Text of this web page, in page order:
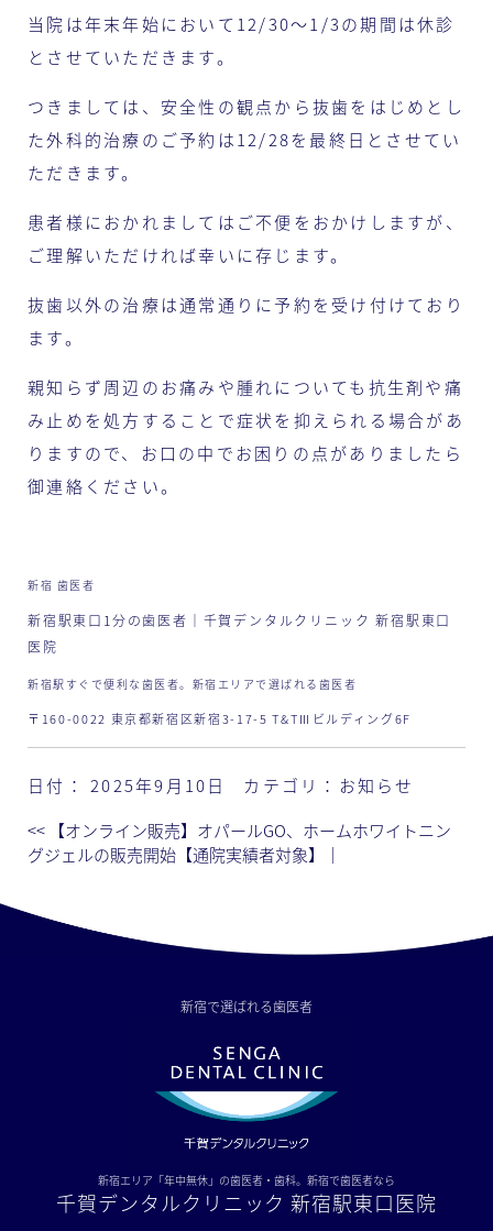
当院は年末年始において12/30〜1/3の期間は休診
とさせていただきます。
つきましては、安全性の観点から抜歯をはじめとし
た外科的治療のご予約は12/28を最終日とさせてい
ただきます。
患者様におかれましてはご不便をおかけしますが、
ご理解いただければ幸いに存じます。
抜歯以外の治療は通常通りに予約を受け付けており
ます。
親知らず周辺のお痛みや腫れについても抗生剤や痛
み止めを処方することで症状を抑えられる場合があ
りますので、お口の中でお困りの点がありましたら
御連絡ください。
新宿 歯医者
新宿駅東口1分の歯医者｜千賀デンタルクリニック 新宿駅東口
医院
新宿駅すぐで便利な歯医者。新宿エリアで選ばれる歯医者
〒160-0022 東京都新宿区新宿3-17-5 T&TⅢビルディング6F
日付： 2025年9月10日 カテゴリ： お知らせ
<< 【オンライン販売】オパールGO、ホームホワイトニン
グジェルの販売開始【通院実績者対象】
｜
新宿で選ばれる歯医者
新宿エリア「年中無休」の歯医者・歯科。新宿で歯医者なら
千賀デンタルクリニック 新宿駅東口医院